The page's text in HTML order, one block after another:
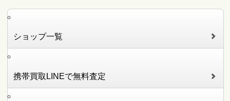
ショップ一覧
携帯買取LINEで無料査定